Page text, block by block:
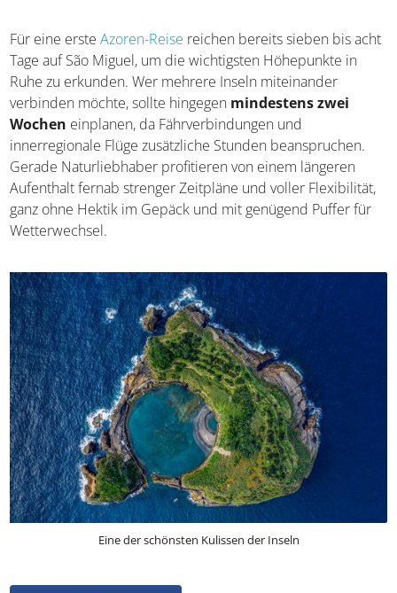
Für eine ersteAzoren-Reise reichen bereits sieben bis acht
Tage auf São Miguel, um die wichtigsten Höhepunkte in
Ruhe zu erkunden. Wer mehrere Inseln miteinander
verbinden möchte, sollte hingegen mindestens zwei
Wochen einplanen, da Fährverbindungen und
innerregionale Flüge zusätzliche Stunden beanspruchen.
Gerade Naturliebhaber profitieren von einem längeren
Aufenthalt fernab strenger Zeitpläne und voller Flexibilität,
ganz ohne Hektik im Gepäck und mit genügend Puffer für
Wetterwechsel.
Eine der schönsten Kulissen der Inseln